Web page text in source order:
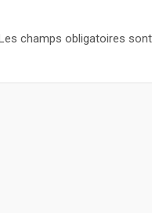
champs obligatoires